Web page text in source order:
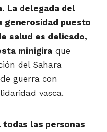
La delegada del
generosidad puesto
salud es delicado,
minigira que
del Sahara
guerra con
vasca.
todas las personas